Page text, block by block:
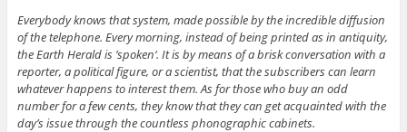
Everybody knows that system, made possible by the incredible diffusion
of the telephone. Every morning, instead of being printed as in antiquity,
the Earth Herald is ’spoken‘. It is by means of a brisk conversation with a
reporter, a political figure, or a scientist, that the subscribers can learn
whatever happens to interest them. As for those who buy an odd
number for a few cents, they know that they can get acquainted with the
day’s issue through the countless phonographic cabinets.